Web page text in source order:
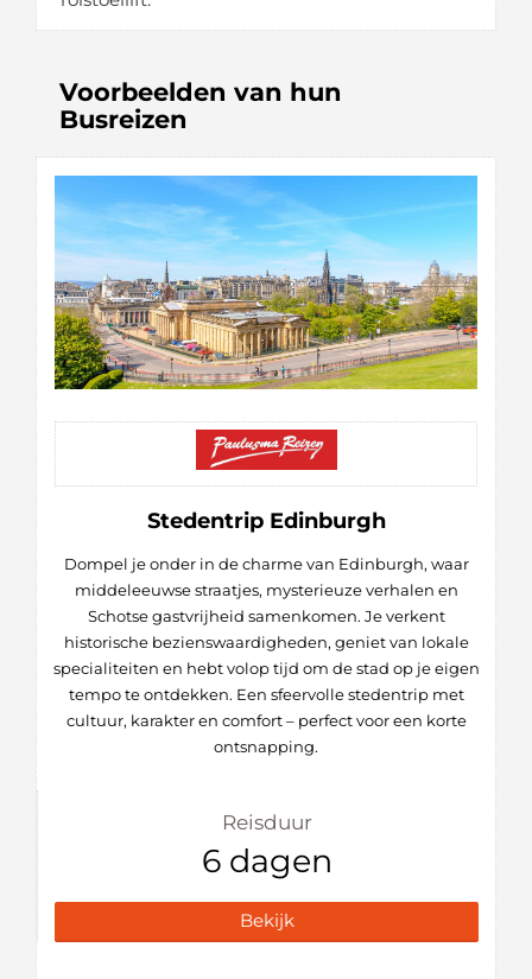
Voorbeelden van hun
Busreizen
Stedentrip Edinburgh
Dompel je onder in de charme van Edinburgh, waar
middeleeuwse straatjes, mysterieuze verhalen en
Schotse gastvrijheid samenkomen. Je verkent
historische bezienswaardigheden, geniet van lokale
specialiteiten en hebt volop tijd om de stad op je eigen
tempo te ontdekken. Een sfeervolle stedentrip met
cultuur, karakter en comfort – perfect voor een korte
ontsnapping.
Reisduur
6 dagen
Bekijk